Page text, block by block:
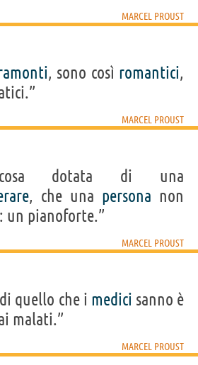
MARCEL PROUST
, sono così romantici,
MARCEL PROUST
dotata di una
, che una persona non
un pianoforte.”
MARCEL PROUST
quello che i medici sanno è
malati.”
MARCEL PROUST